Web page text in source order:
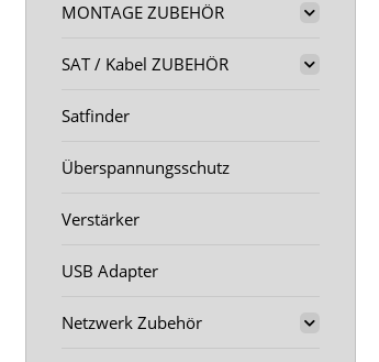
MONTAGE ZUBEHÖR
SAT / Kabel ZUBEHÖR
Satfinder
Überspannungsschutz
Verstärker
USB Adapter
Netzwerk Zubehör